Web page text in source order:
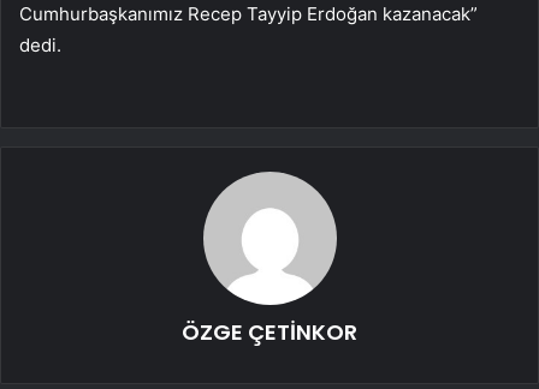
Cumhurbaşkanımız Recep Tayyip Erdoğan kazanacak”
dedi.
ÖZGE ÇETİNKOR